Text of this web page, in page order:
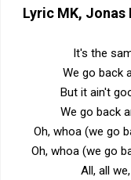
Lyric MK, Jonas
It's the
We go back
But it ain't
We go back
Oh, whoa (we go
Oh, whoa (we go
All, all